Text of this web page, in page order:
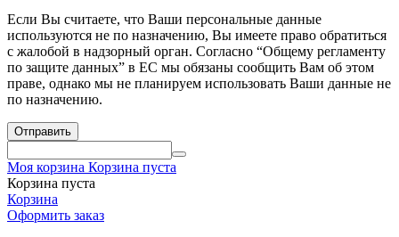
Если Вы считаете, что Ваши персональные данные
используются не по назначению, Вы имеете право обратиться
с жалобой в надзорный орган. Согласно “Общему регламенту
по защите данных” в ЕС мы обязаны сообщить Вам об этом
праве, однако мы не планируем использовать Ваши данные не
по назначению.
Отправить
Моя корзина Корзина пуста
Корзина пуста
Корзина
Оформить заказ